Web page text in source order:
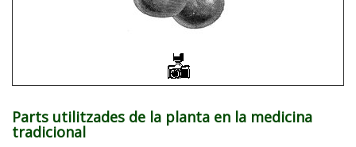
Parts utilitzades de la planta en la medicina
tradicional